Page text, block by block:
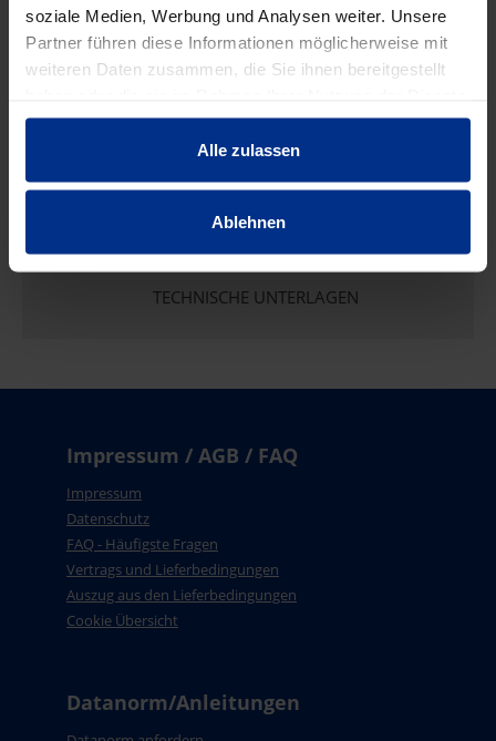
soziale Medien, Werbung und Analysen weiter. Unsere
Partner führen diese Informationen möglicherweise mit
weiteren Daten zusammen, die Sie ihnen bereitgestellt
gesammelt haben.
Alle zulassen
Ablehnen
2.396,00 €
pro 1 Stück (exkl. Mwst.)
AAT
Code
TECHNISCHE UNTERLAGEN
Impressum / AGB / FAQ
Impressum
Datenschutz
FAQ - Häufigste Fragen
Vertrags und Lieferbedingungen
Auszug aus den Lieferbedingungen
Cookie Übersicht
Datanorm/Anleitungen